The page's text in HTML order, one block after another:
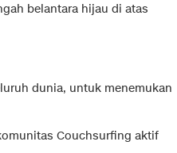
belantara hijau di atas
dunia, untuk menemukan
Couchsurfing aktif